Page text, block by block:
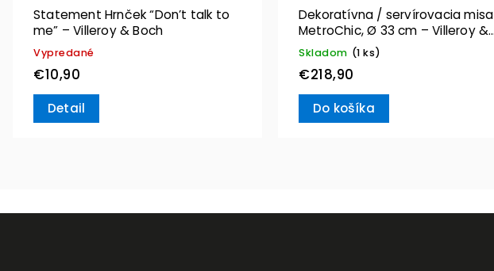
Statement Hrnček “Don’t talk to
me” – Villeroy & Boch
Vypredané
€10,90
Detail
Dekoratívna / servírovacia misa
MetroChic, Ø 33 cm – Villeroy &
Boch
Skladom (1 ks)
€218,90
Do košíka